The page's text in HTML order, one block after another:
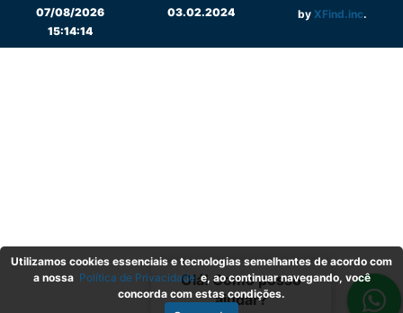
Olá! Como posso
ajudar?
07/08/2026
15:14:14
03.02.2024
by XFind.inc.
Utilizamos cookies essenciais e tecnologias semelhantes de acordo com
a nossa Política de Privacidadee, ao continuar navegando, você
concorda com estas condições.